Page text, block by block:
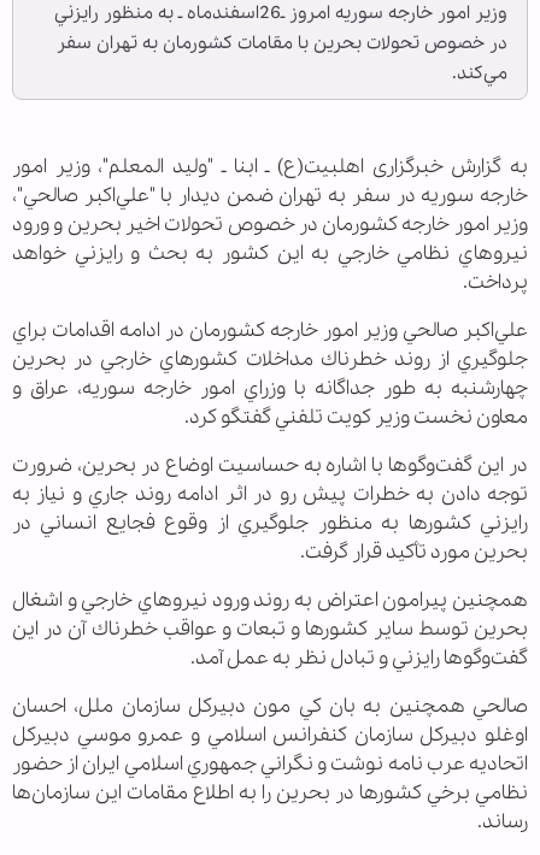
وزير امور خارجه سوريه امروز ـ26اسفندماه ـ به منظور رايزني
در خصوص تحولات بحرين با مقامات كشورمان به تهران سفر
مي‌كند.
به گزارش خبرگزاری اهل‏بیت(ع) ـ ابنا ـ "وليد المعلم"، وزير امور
خارجه سوريه در سفر به تهران ضمن ديدار با "علي‌اكبر صالحي"،
وزير امور خارجه كشورمان در خصوص تحولات اخير بحرين و ورود
نيروهاي نظامي خارجي به اين كشور به بحث و رايزني خواهد
پرداخت.
علي‌اكبر صالحي وزير امور خارجه كشورمان در ادامه اقدامات براي
جلوگيري از روند خطرناك مداخلات كشورهاي خارجي در بحرين
چهارشنبه به طور جداگانه با وزراي امور خارجه سوريه، عراق و
معاون نخست وزير كويت تلفني گفتگو كرد.
در اين گفت‌وگوها با اشاره به حساسيت اوضاع در بحرين، ضرورت
توجه دادن به خطرات پيش رو در اثر ادامه روند جاري و نياز به
رايزني كشورها به منظور جلوگيري از وقوع فجايع انساني در
بحرين مورد تأكيد قرار گرفت.
همچنين پيرامون اعتراض به روند ورود نيروهاي خارجي و اشغال
بحرين توسط ساير كشورها و تبعات و عواقب خطرناك آن در اين
گفت‌وگوها رايزني و تبادل نظر به عمل آمد.
صالحي همچنين به بان كي مون دبيركل سازمان ملل، احسان
اوغلو دبيركل سازمان كنفرانس اسلامي و عمرو موسي دبيركل
اتحاديه عرب نامه نوشت و نگراني جمهوري اسلامي ايران از حضور
نظامي برخي كشورها در بحرين را به اطلاع مقامات اين سازمان‌ها
رساند.